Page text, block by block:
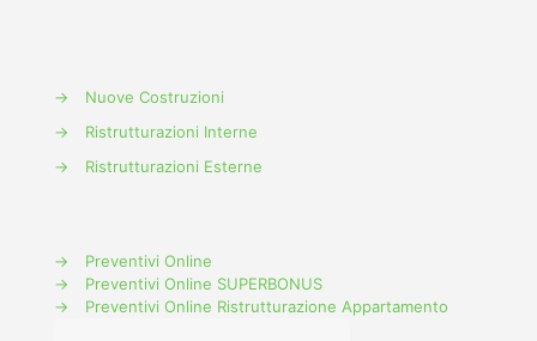
→
Nuove Costruzioni
→
Ristrutturazioni Interne
→
Ristrutturazioni Esterne
→
Preventivi Online
→
Preventivi Online SUPERBONUS
→
Preventivi Online Ristrutturazione Appartamento